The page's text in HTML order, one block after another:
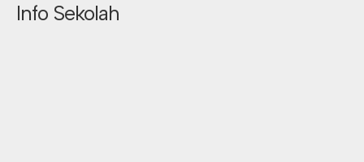
Info Sekolah